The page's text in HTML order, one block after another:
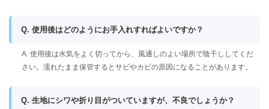
Q. 使用後はどのようにお手入れすればよいですか？
A. 使用後は水気をよく切ってから、風通しのよい場所で陰干ししてくだ
さい。濡れたまま保管するとサビやカビの原因になることがあります。
Q. 生地にシワや折り目がついていますが、不良でしょうか？